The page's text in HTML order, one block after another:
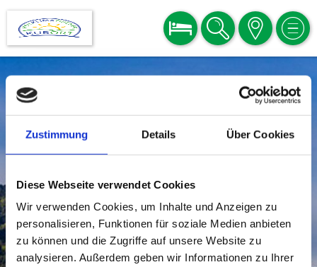
Zustimmung Details Über Cookies
Diese Webseite verwendet Cookies
Wir verwenden Cookies, um Inhalte und Anzeigen zu
personalisieren, Funktionen für soziale Medien anbieten
zu können und die Zugriffe auf unsere Website zu
analysieren. Außerdem geben wir Informationen zu Ihrer
BUCHEN SUCHE KARTE MENÜ